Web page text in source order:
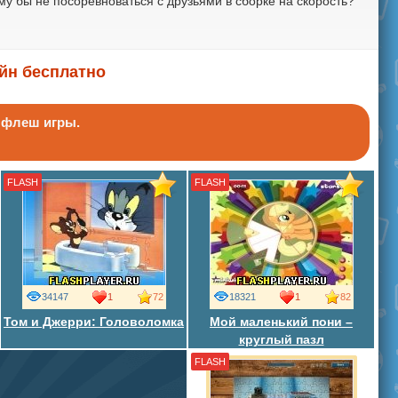
бесплатно
флеш игры.
Том и Джерри: Головоломка
34147 1 72
FLASH
Мой маленький пони –
круглый пазл
18321 1 82
FLASH
FLASH